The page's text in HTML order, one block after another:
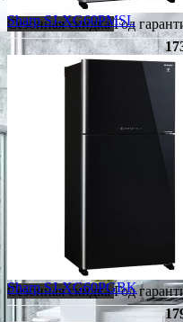
Сезонная скидкаГод
Sharp SJ-XG60PMSL
Сезонная скидкаГод
Sharp SJ-XG60PGBK